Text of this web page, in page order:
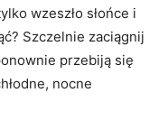
wzeszło słońce i
Szczelnie zaciągnij
przebiją się
nocne